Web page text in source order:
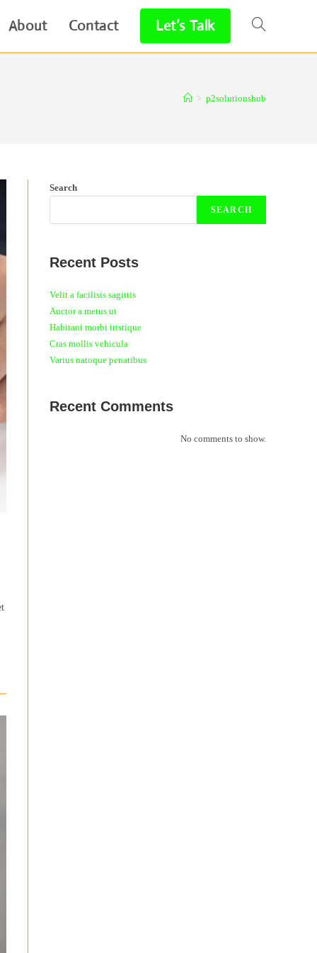
About Contact Let’s Talk Toggle
> p2solutionshub
Search
SEARCH
Recent Posts
Velit a facilisis sagittis
Auctor a metus ut
Habitant morbi tristique
Cras mollis vehicula
Varius natoque penatibus
Recent Comments
No comments to show.